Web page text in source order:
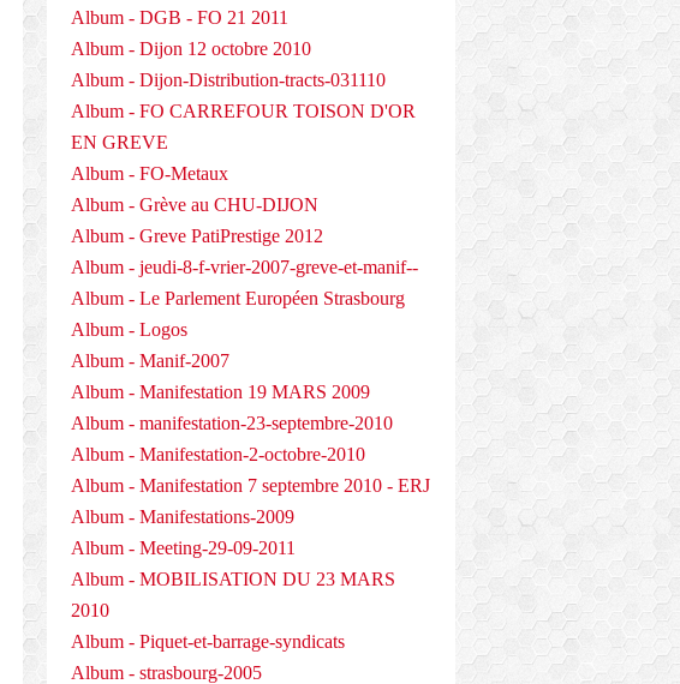
Album - DGB - FO 21 2011
Album - Dijon 12 octobre 2010
Album - Dijon-Distribution-tracts-031110
Album - FO CARREFOUR TOISON D'OR
EN GREVE
Album - FO-Metaux
Album - Grève au CHU-DIJON
Album - Greve PatiPrestige 2012
Album - jeudi-8-f-vrier-2007-greve-et-manif--
Album - Le Parlement Européen Strasbourg
Album - Logos
Album - Manif-2007
Album - Manifestation 19 MARS 2009
Album - manifestation-23-septembre-2010
Album - Manifestation-2-octobre-2010
Album - Manifestation 7 septembre 2010 - ERJ
Album - Manifestations-2009
Album - Meeting-29-09-2011
Album - MOBILISATION DU 23 MARS
2010
Album - Piquet-et-barrage-syndicats
Album - strasbourg-2005